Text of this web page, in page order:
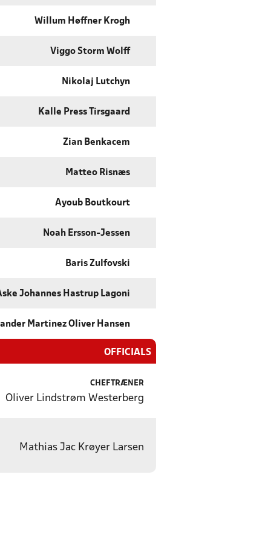
Willum Høffner Krogh
Viggo Storm Wolff
Nikolaj Lutchyn
Kalle Press Tirsgaard
Zian Benkacem
Matteo Risnæs
Ayoub Boutkourt
Noah Ersson-Jessen
Baris Zulfovski
Johannes Hastrup Lagoni
Martinez Oliver Hansen
OFFICIALS
CHEFTRÆNER
Oliver Lindstrøm Westerberg
Mathias Jac Krøyer Larsen